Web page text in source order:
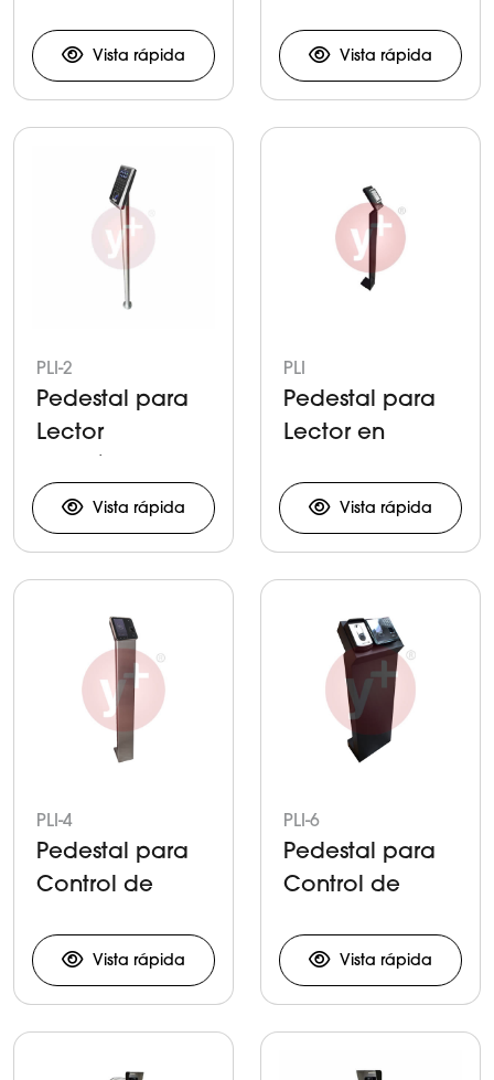
Vista rápida
Control de
Acceso
Vista rápida
PLI-2
Pedestal para
Lector
Biométrico en
InterioresVista rápida
PLI
Pedestal para
Lector en
Vista rápida
PLI-4
Pedestal para
Control de
Vista rápida
PLI-6
Pedestal para
Control de
Vista rápida